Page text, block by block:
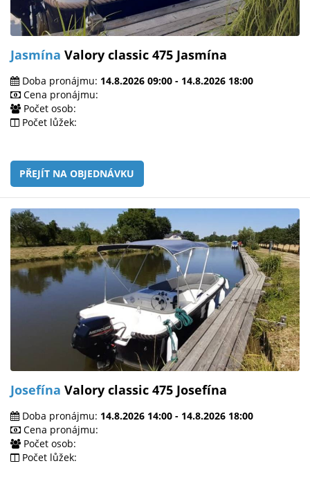
Jasmína Valory classic 475 Jasmína
Doba pronájmu: 14.8.2026 09:00 - 14.8.2026 18:00
Cena pronájmu:
Počet osob:
Počet lůžek:
PŘEJÍT NA OBJEDNÁVKU
Josefína Valory classic 475 Josefína
Doba pronájmu: 14.8.2026 14:00 - 14.8.2026 18:00
Cena pronájmu:
Počet osob:
Počet lůžek: